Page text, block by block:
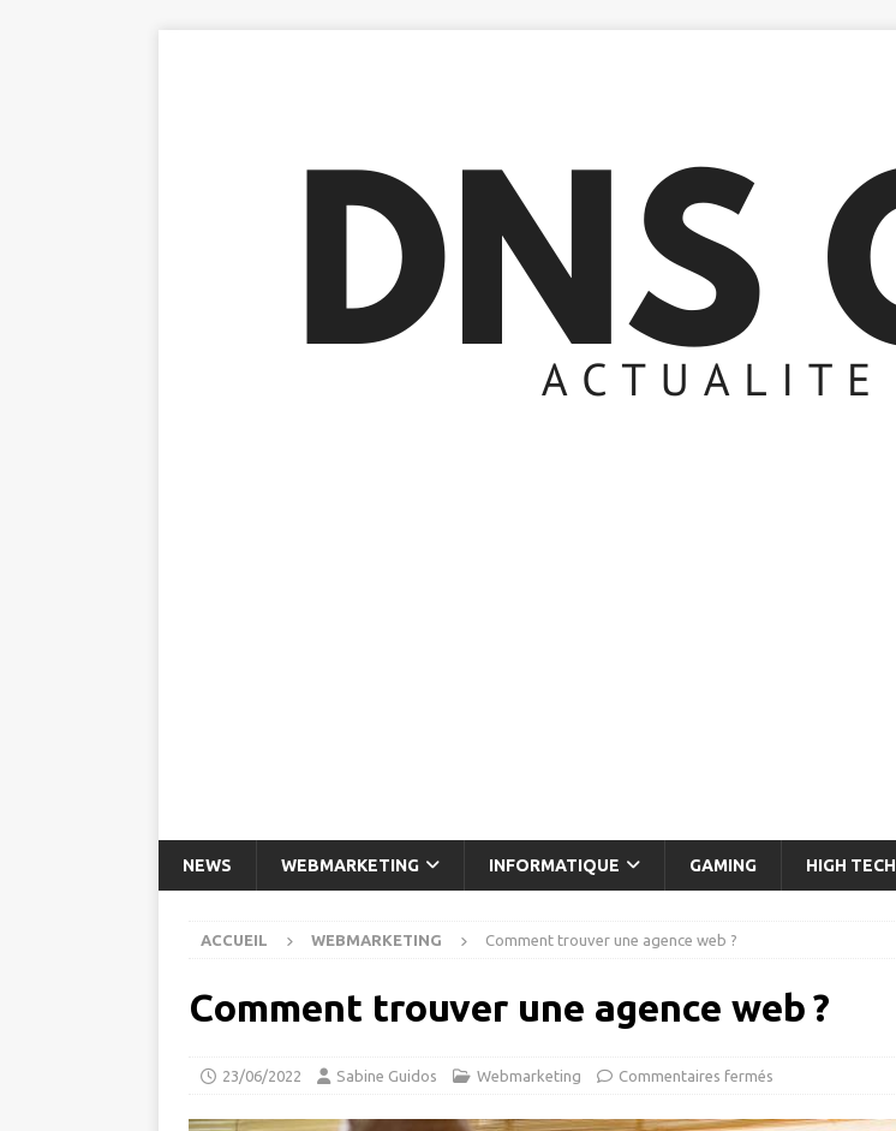
NEWS WEBMARKETING INFORMATIQUE GAMING HIGH TECH
ACCUEIL WEBMARKETING Comment trouver une agence web ?
Comment trouver une agence web ?
23/06/2022 Sabine Guidos Webmarketing Commentaires fermés